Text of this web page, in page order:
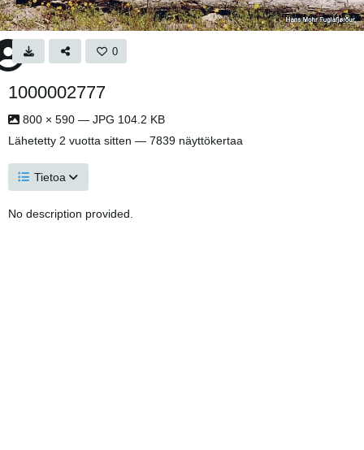
0
1000002777
800 × 590 — JPG 104.2 KB
Lähetetty 2 vuotta sitten — 7839 näyttökertaa
Tietoa
No description provided.